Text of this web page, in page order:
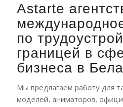
Astarte
по
границей в
бизнеса в
Мы предлагаем работу для
моделей, аниматоров,